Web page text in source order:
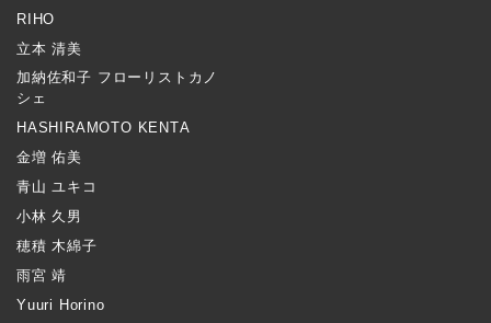
RIHO
立本 清美
加納佐和子 フローリストカノ
シェ
HASHIRAMOTO KENTA
金増 佑美
青山 ユキコ
小林 久男
穂積 木綿子
雨宮 靖
Yuuri Horino